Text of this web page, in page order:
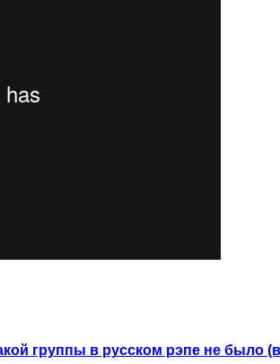
группы в русском рэпе не было